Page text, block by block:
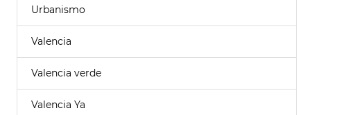
Urbanismo
Valencia
Valencia verde
Valencia Ya